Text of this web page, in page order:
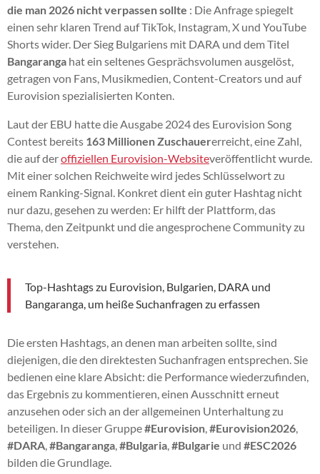
die man 2026 nicht verpassen sollte : Die Anfrage spiegelt
einen sehr klaren Trend auf TikTok, Instagram, X und YouTube
Shorts wider. Der Sieg Bulgariens mit DARA und dem Titel
Bangaranga hat ein seltenes Gesprächsvolumen ausgelöst,
getragen von Fans, Musikmedien, Content-Creators und auf
Eurovision spezialisierten Konten.
Laut der EBU hatte die Ausgabe 2024 des Eurovision Song
Contest bereits 163 Millionen Zuschauererreicht, eine Zahl,
die auf deroffiziellen Eurovision-Websiteveröffentlicht wurde.
Mit einer solchen Reichweite wird jedes Schlüsselwort zu
einem Ranking-Signal. Konkret dient ein guter Hashtag nicht
nur dazu, gesehen zu werden: Er hilft der Plattform, das
Thema, den Zeitpunkt und die angesprochene Community zu
verstehen.
Top-Hashtags zu Eurovision, Bulgarien, DARA und
Bangaranga, um heiße Suchanfragen zu erfassen
Die ersten Hashtags, an denen man arbeiten sollte, sind
diejenigen, die den direktesten Suchanfragen entsprechen. Sie
bedienen eine klare Absicht: die Performance wiederzufinden,
das Ergebnis zu kommentieren, einen Ausschnitt erneut
anzusehen oder sich an der allgemeinen Unterhaltung zu
beteiligen. In dieser Gruppe#Eurovision #Eurovision2026
#DARA #Bangaranga #Bulgaria #Bulgarie und #ESC2026
bilden die Grundlage.